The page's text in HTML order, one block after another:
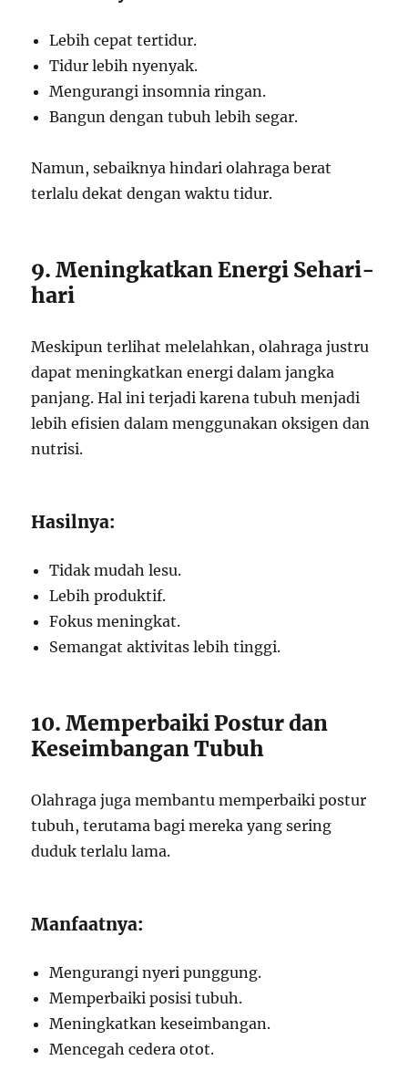
Lebih cepat tertidur.
Tidur lebih nyenyak.
Mengurangi insomnia ringan.
Bangun dengan tubuh lebih segar.
Namun, sebaiknya hindari olahraga berat
terlalu dekat dengan waktu tidur.
9. Meningkatkan Energi Sehari-
hari
Meskipun terlihat melelahkan, olahraga justru
dapat meningkatkan energi dalam jangka
panjang. Hal ini terjadi karena tubuh menjadi
lebih efisien dalam menggunakan oksigen dan
nutrisi.
Hasilnya:
Tidak mudah lesu.
Lebih produktif.
Fokus meningkat.
Semangat aktivitas lebih tinggi.
10. Memperbaiki Postur dan
Keseimbangan Tubuh
Olahraga juga membantu memperbaiki postur
tubuh, terutama bagi mereka yang sering
duduk terlalu lama.
Manfaatnya:
Mengurangi nyeri punggung.
Memperbaiki posisi tubuh.
Meningkatkan keseimbangan.
Mencegah cedera otot.